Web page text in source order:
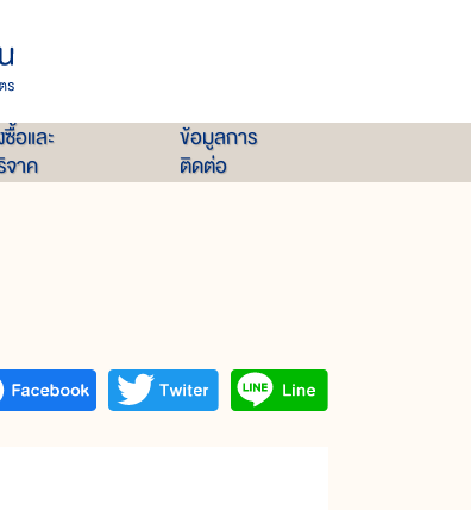
อและ
จาค
ข้อมูลการ
ติดต่อ